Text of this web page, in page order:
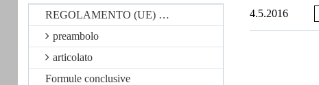
REGOLAMENTO (UE) …
preambolo
articolato
Formule conclusive
4.5.2016